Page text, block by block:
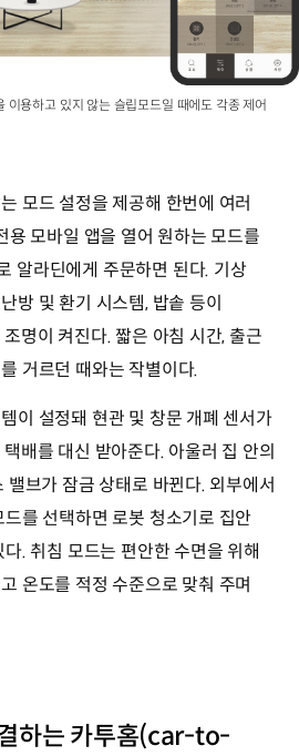
이용하고 있지 않는 슬립모드일 때에도 각종 제어
모드 설정을 제공해 한번에 여러
용 모바일 앱을 열어 원하는 모드를
알라딘에게 주문하면 된다. 기상
방 및 환기 시스템, 밥솥 등이
명이 켜진다. 짧은 아침 시간, 출근
거르던 때와는 작별이다.
이 설정돼 현관 및 창문 개폐 센서가
배를 대신 받아준다. 아울러 집 안의
밸브가 잠금 상태로 바뀐다. 외부에서
를 선택하면 로봇 청소기로 집안
. 취침 모드는 편안한 수면을 위해
온도를 적정 수준으로 맞춰 주며
하는 카투홈(car-to-